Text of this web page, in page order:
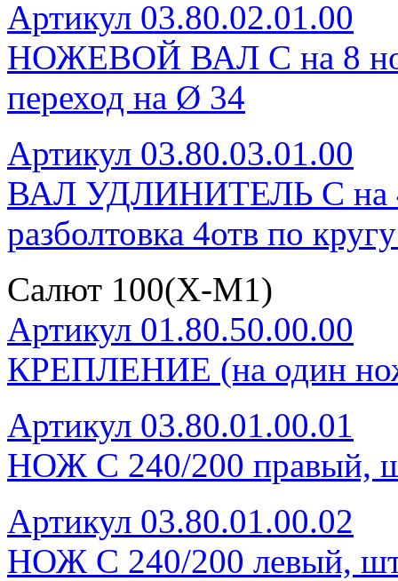
Артикул 03.80.02.01.00
НОЖЕВОЙ ВАЛ С на 8
переход на Ø 34
Артикул 03.80.03.01.00
ВАЛ УДЛИНИТЕЛЬ С на 4
разболтовка 4отв по
Салют 100(Х-М1)
Артикул 01.80.50.00.00
КРЕПЛЕНИЕ (на один
Артикул 03.80.01.00.01
НОЖ С 240/200 правый,
Артикул 03.80.01.00.02
НОЖ С 240/200 левый,